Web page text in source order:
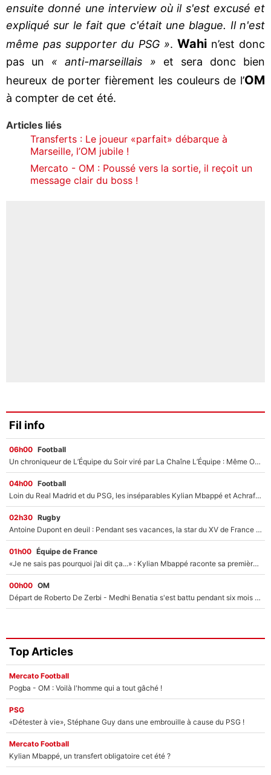
ensuite donné une interview où il s'est excusé et
expliqué sur le fait que c'était une blague. Il n'est
même pas supporter du PSG ». Wahin’est donc
pas un « anti-marseillais » et sera donc bien
heureux de porter fièrement les couleurs de l’OM
à compter de cet été.
Articles liés
Transferts : Le joueur «parfait» débarque à
Marseille, l’OM jubile !
Mercato - OM : Poussé vers la sortie, il reçoit un
message clair du boss !
Fil info
06h00 Football
Un chroniqueur de L’Équipe du Soir viré par La Chaîne L’Équipe : Même Olivier Ménard n’avait pas pu empêcher son départ, «je l’ai appris sur Twitter, je l’ai vécu assez mal»
04h00 Football
Loin du Real Madrid et du PSG, les inséparables Kylian Mbappé et Achraf Hakimi changent d'équipe le temps d'une journée !
02h30 Rugby
Antoine Dupont en deuil : Pendant ses vacances, la star du XV de France a perdu sa grand-mère
01h00 Équipe de France
«Je ne sais pas pourquoi j’ai dit ça...» : Kylian Mbappé raconte sa première rencontre avec Zinédine Zidane (et c’est très drôle)
00h00 OM
Départ de Roberto De Zerbi - Medhi Benatia s'est battu pendant six mois pour le retenir à l'OM, le PSG a été le naufrage de trop : «Je pars avec toi»
Top Articles
Mercato Football
Pogba - OM : Voilà l'homme qui a tout gâché !
PSG
«Détester à vie», Stéphane Guy dans une embrouille à cause du PSG !
Mercato Football
Kylian Mbappé, un transfert obligatoire cet été ?